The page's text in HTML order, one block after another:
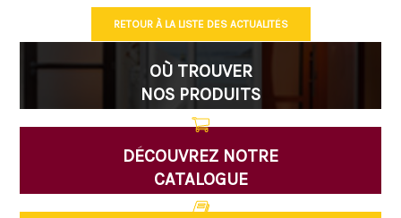
RETOUR À LA LISTE DES ACTUALITÉS
OÙ TROUVER
NOS PRODUITS
DÉCOUVREZ NOTRE
CATALOGUE